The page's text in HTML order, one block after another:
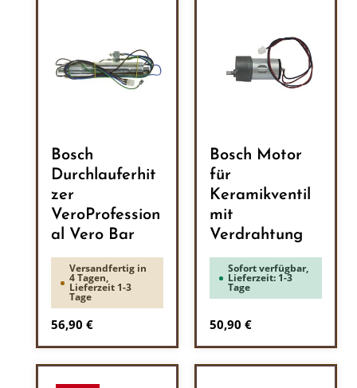
Bosch
Durchlauferhit
zer
VeroProfession
al Vero Bar
Versandfertig in
4 Tagen,
Lieferzeit 1-3
Tage
Regulärer Preis:
56,90 €
Bosch Motor
für
Keramikventil
mit
Verdrahtung
Sofort verfügbar,
Lieferzeit: 1-3
Tage
Regulärer Preis:
50,90 €